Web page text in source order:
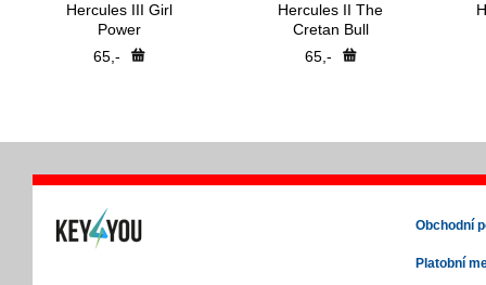
Hercules III Girl
Power
65,-
Hercules II The
Cretan Bull
65,-
Obchodní
Platobní